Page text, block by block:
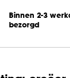
Binnen 2-3
bezorgd